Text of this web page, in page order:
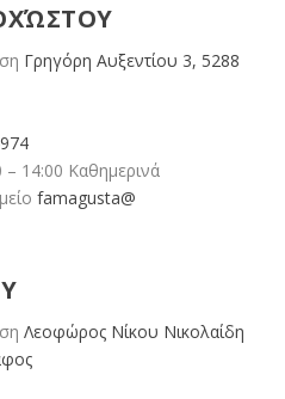
Γρηγόρη Αυξεντίου 3, 5288
14:00 Καθημερινά
famagusta@
Λεοφώρος Νίκου Νικολαίδη